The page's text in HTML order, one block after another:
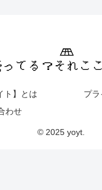
ト】とは
プ
わせ
© 2025 yoyt.